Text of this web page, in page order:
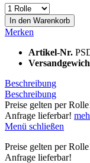
In den Warenkorb
Merken
Artikel-Nr.
Beschreibung
Beschreibung
Preise gelten per
Anfrage lieferbar!
Menü schließen
Preise gelten per
Anfrage lieferbar!